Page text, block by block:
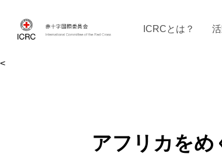
<
ICRCとは？
アフリカをめ